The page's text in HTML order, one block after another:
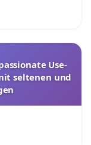
Use-
seltenen und